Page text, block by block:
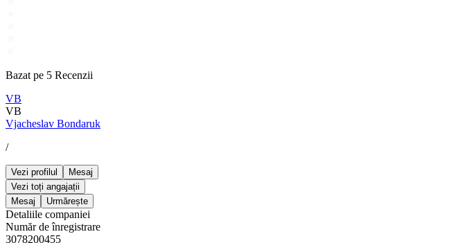
Bazat pe 5 Recenzii
VB
VB
Vjacheslav Bondaruk
/
Vezi profilul
Mesaj
Vezi toți angajații
Mesaj
Urmărește
Detaliile companiei
Număr de înregistrare
3078200455